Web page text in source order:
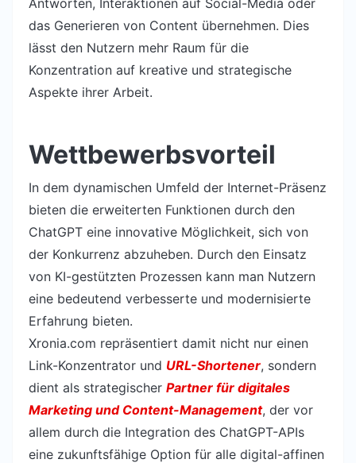
Antworten, Interaktionen auf Social-Media oder
das Generieren von Content übernehmen. Dies
lässt den Nutzern mehr Raum für die
Konzentration auf kreative und strategische
Aspekte ihrer Arbeit.
Wettbewerbsvorteil
In dem dynamischen Umfeld der Internet-Präsenz
bieten die erweiterten Funktionen durch den
ChatGPT eine innovative Möglichkeit, sich von
der Konkurrenz abzuheben. Durch den Einsatz
von KI-gestützten Prozessen kann man Nutzern
eine bedeutend verbesserte und modernisierte
Erfahrung bieten.
Xronia.com repräsentiert damit nicht nur einen
Link-Konzentrator und URL-Shortener, sondern
dient als strategischer Partner für digitales
Marketing und Content-Management, der vor
allem durch die Integration des ChatGPT-APIs
eine zukunftsfähige Option für alle digital-affinen